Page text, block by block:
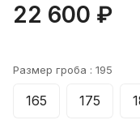
22 600 ₽
Размер гроба : 195
165 175